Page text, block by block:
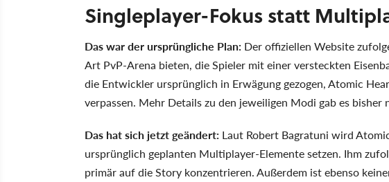
Singleplayer-Fokus statt
Das war der ursprüngliche Plan: Der offiziellen Website
Art PvP-Arena bieten, die Spieler mit einer versteckten
die Entwickler ursprünglich in Erwägung gezogen, Atomic
verpassen. Mehr Details zu den jeweiligen Modi gab es bisher
Das hat sich jetzt geändert: Laut Robert Bagratuni wird
ursprünglich geplanten Multiplayer-Elemente setzen. Ihm
primär auf die Story konzentrieren. Außerdem ist ebenso